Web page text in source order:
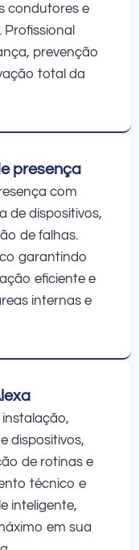
condutores e
prevenção
total da
presença
com
de dispositivos,
de falhas.
garantindo
eficiente e
internas e
dispositivos,
de rotinas e
técnico e
inteligente,
em sua